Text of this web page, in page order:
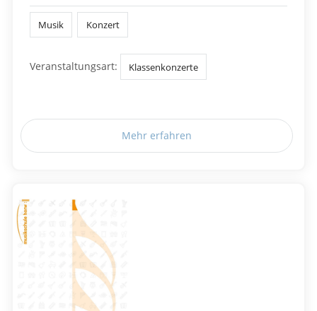
Musik Konzert
Veranstaltungsart: Klassenkonzerte
Mehr erfahren